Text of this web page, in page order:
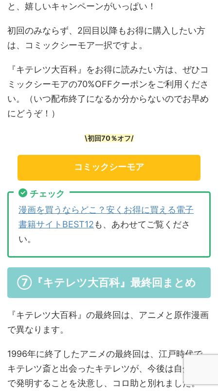
と、嬉しいキャンペーンがいっぱい！
初回のみならず、2回目以降もお得に購入したい方
は、コミックシーモア一択ですよ。
『キテレツ大百科』をお得に読みたい方は、ぜひコ
ミックシーモアの70%OFFクーポンをご利用くださ
い。（いつ配布終了になるか分からないのでお早め
にどうぞ！）
\初回70％オフ/
コミックシーモア
チェック
漫画を買うならどこ？安くお得に買える電子
書籍サイトBEST12も、あわせてご覧くださ
い。
⑦『キテレツ大百科』最終回まとめ
『キテレツ大百科』の最終回は、アニメと原作漫画
で異なります。
1996年に終了したアニメの最終回は、江戸時代で
キテレツ斎と出会ったキテレツが、今後は自分の力
で発明することを決意し、コロ助と別れました。